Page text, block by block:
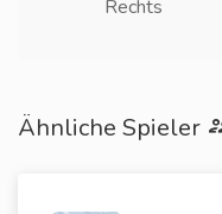
Rechts
Ähnliche Spieler